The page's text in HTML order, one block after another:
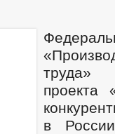
труда»
проекта
в